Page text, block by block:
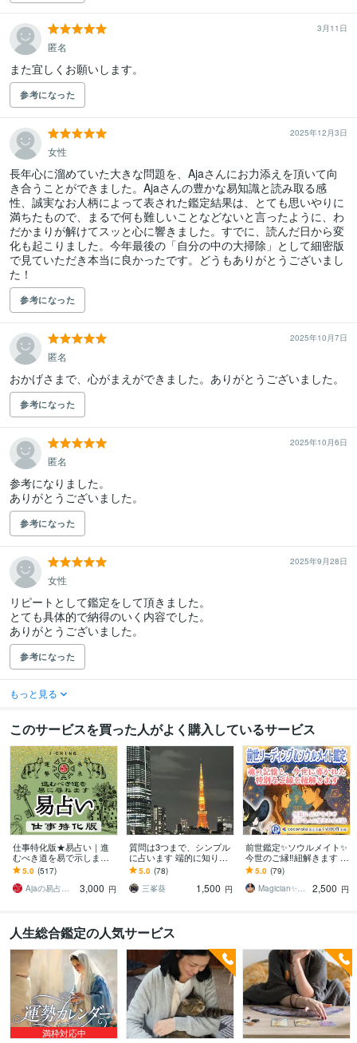
3月11日
匿名
また宜しくお願いします。
参考になった
2025年12月3日
女性
長年心に溜めていた大きな問題を、Ajaさんにお力添えを頂いて向
き合うことができました。Ajaさんの豊かな易知識と読み取る感
性、誠実なお人柄によって表された鑑定結果は、とても思いやりに
満ちたもので、まるで何も難しいことなどないと言ったように、わ
だかまりが解けてスッと心に響きました。すでに、読んだ日から変
化も起こりました。今年最後の「自分の中の大掃除」として細密版
で見ていただき本当に良かったです。どうもありがとうございまし
た！
参考になった
2025年10月7日
匿名
おかげさまで、心がまえができました。ありがとうございました。
参考になった
2025年10月6日
匿名
参考になりました。
ありがとうございました。
参考になった
2025年9月28日
女性
リピートとして鑑定をして頂きました。
とても具体的で納得のいく内容でした。
ありがとうございました。
参考になった
もっと見る
このサービスを買った人がよく購入しているサービス
仕事特化版★易占い｜進
むべき道を易で示します
迷いの交差点で効く、頼
れる処方箋のような鑑定
をお届けします
5.0 (517)
Ajaの易占い。
3,000 円
質問は3つまで、シンプル
に占います 端的に知りた
い人オススメです。
5.0 (78)
三峯葵
1,500 円
前世鑑定✨ソウルメイト✨
今世のご縁‼️紐解きます 今
世での課題や学び✨ご縁を
感じる理由を✨1000文字
以上で✨
5.0 (79)
Magician✨of Love♡みつき
2,500 円
人生総合鑑定の人気サービス
満枠対応中